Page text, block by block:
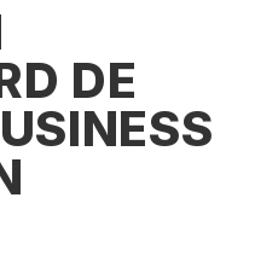
DE